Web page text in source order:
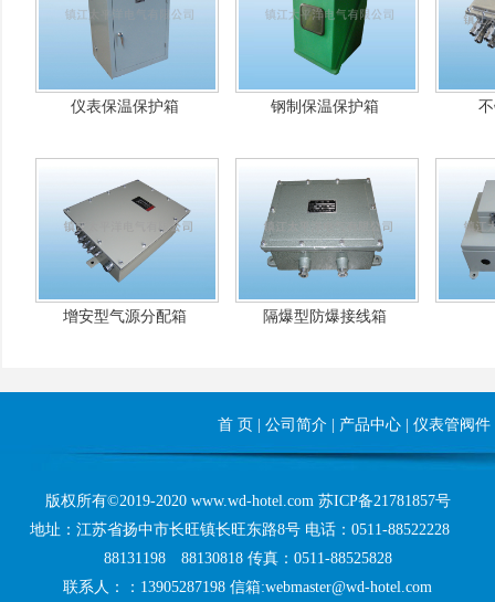
仪表保温保护箱 钢制保温保护箱
增安型气源分配箱 隔爆型防爆接线箱
首 页 公司简介| 产品中心| 仪表管阀件
版权所有©2019-2020 www.wd-hotel.com 苏ICP备21781857号
地址：江苏省扬中市长旺镇长旺东路8号 电话：0511-88522228
88131198 88130818 传真：0511-88525828
联系人：：13905287198 信箱:webmaster@wd-hotel.com